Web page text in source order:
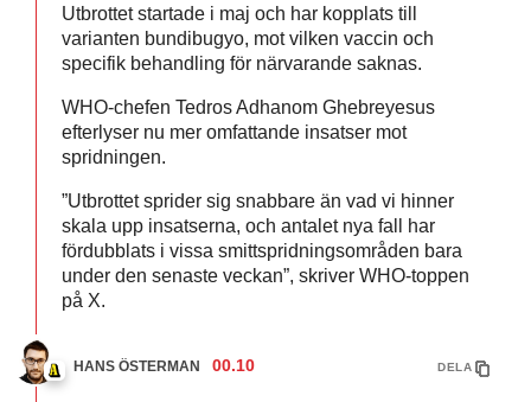
Utbrottet startade i maj och har kopplats till
varianten bundibugyo, mot vilken vaccin och
specifik behandling för närvarande saknas.
WHO-chefen Tedros Adhanom Ghebreyesus
efterlyser nu mer omfattande insatser mot
spridningen.
”Utbrottet sprider sig snabbare än vad vi hinner
skala upp insatserna, och antalet nya fall har
fördubblats i vissa smittspridningsområden bara
under den senaste veckan”, skriver WHO-toppen
på X.
HANS ÖSTERMAN 00.10 DELA